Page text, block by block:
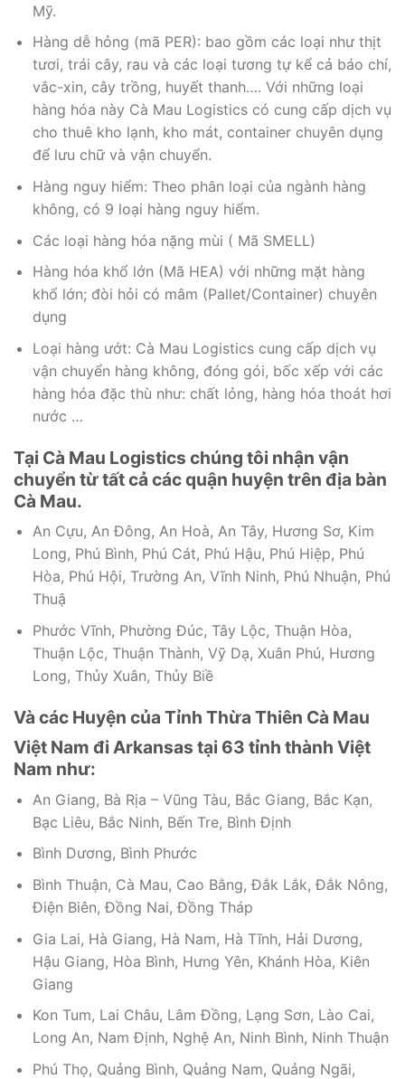
Mỹ.
Hàng dễ hỏng (mã PER): bao gồm các loại như thịt
tươi, trái cây, rau và các loại tương tự kể cả báo chí,
vắc-xin, cây trồng, huyết thanh…. Với những loại
hàng hóa này Cà Mau Logistics có cung cấp dịch vụ
cho thuê kho lạnh, kho mát, container chuyên dụng
để lưu chữ và vận chuyển.
Hàng nguy hiểm: Theo phân loại của ngành hàng
không, có 9 loại hàng nguy hiểm.
Các loại hàng hóa nặng mùi ( Mã SMELL)
Hàng hóa khổ lớn (Mã HEA) với những mặt hàng
khổ lớn; đòi hỏi có mâm (Pallet/Container) chuyên
dụng
Loại hàng ướt: Cà Mau Logistics cung cấp dịch vụ
vận chuyển hàng không, đóng gói, bốc xếp với các
hàng hóa đặc thù như: chất lỏng, hàng hóa thoát hơi
nước …
Tại Cà Mau Logistics chúng tôi nhận vận
chuyển từ tất cả các quận huyện trên địa bàn
Cà Mau.
An Cựu, An Đông, An Hoà, An Tây, Hương Sơ, Kim
Long, Phú Bình, Phú Cát, Phú Hậu, Phú Hiệp, Phú
Hòa, Phú Hội, Trường An, Vĩnh Ninh, Phú Nhuận, Phú
Thuậ
Phước Vĩnh, Phường Đúc, Tây Lộc, Thuận Hòa,
Thuận Lộc, Thuận Thành, Vỹ Dạ, Xuân Phú, Hương
Long, Thủy Xuân, Thủy Biề
Và các Huyện của Tỉnh Thừa Thiên Cà Mau
Việt Nam đi Arkansas tại 63 tỉnh thành Việt
Nam như:
An Giang, Bà Rịa – Vũng Tàu, Bắc Giang, Bắc Kạn,
Bạc Liêu, Bắc Ninh, Bến Tre, Bình Định
Bình Dương, Bình Phước
Bình Thuận, Cà Mau, Cao Bằng, Đắk Lắk, Đắk Nông,
Điện Biên, Đồng Nai, Đồng Tháp
Gia Lai, Hà Giang, Hà Nam, Hà Tĩnh, Hải Dương,
Hậu Giang, Hòa Bình, Hưng Yên, Khánh Hòa, Kiên
Giang
Kon Tum, Lai Châu, Lâm Đồng, Lạng Sơn, Lào Cai,
Long An, Nam Định, Nghệ An, Ninh Bình, Ninh Thuận
Phú Thọ, Quảng Bình, Quảng Nam, Quảng Ngãi,